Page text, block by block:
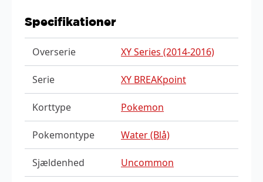
Specifikationer
Overserie XY Series (2014-2016)
Serie XY BREAKpoint
Korttype Pokemon
Pokemontype Water (Blå)
Sjældenhed Uncommon